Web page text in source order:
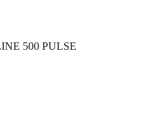
500 PULSE